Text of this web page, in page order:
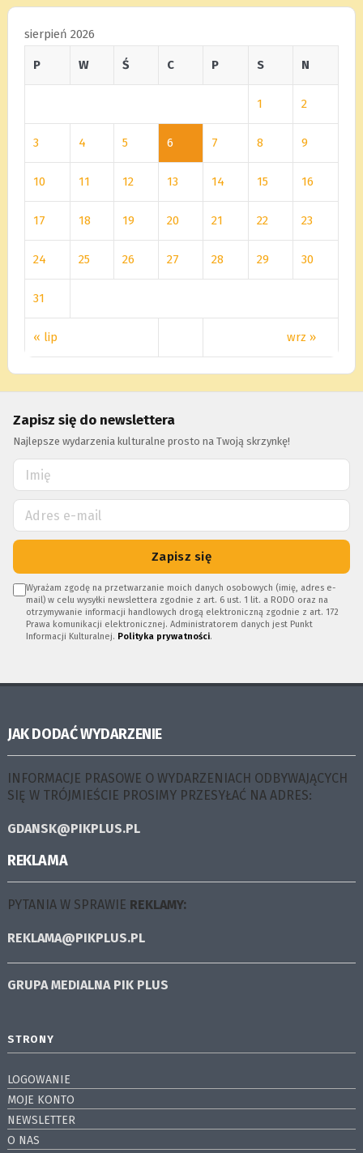
sierpień 2026
P W Ś C P S N
« lip wrz »
1 2
3 4 5 6 7 8 9
10 11 12 13 14 15 16
17 18 19 20 21 22 23
24 25 26 27 28 29 30
31
Zapisz się do newslettera
Najlepsze wydarzenia kulturalne prosto na Twoją skrzynkę!
Zapisz się
Wyrażam zgodę na przetwarzanie moich danych osobowych (imię, adres e-
mail) w celu wysyłki newslettera zgodnie z art. 6 ust. 1 lit. a RODO oraz na
otrzymywanie informacji handlowych drogą elektroniczną zgodnie z art. 172
Prawa komunikacji elektronicznej. Administratorem danych jest Punkt
Informacji Kulturalnej. Polityka prywatności.
JAK DODAĆ WYDARZENIE
INFORMACJE PRASOWE O WYDARZENIACH ODBYWAJĄCYCH
SIĘ W TRÓJMIEŚCIE PROSIMY PRZESYŁAĆ NA ADRES:
GDANSK@PIKPLUS.PL
REKLAMA
PYTANIA W SPRAWIE REKLAMY:
REKLAMA@PIKPLUS.PL
GRUPA MEDIALNA PIK PLUS
STRONY
LOGOWANIE
MOJE KONTO
NEWSLETTER
O NAS